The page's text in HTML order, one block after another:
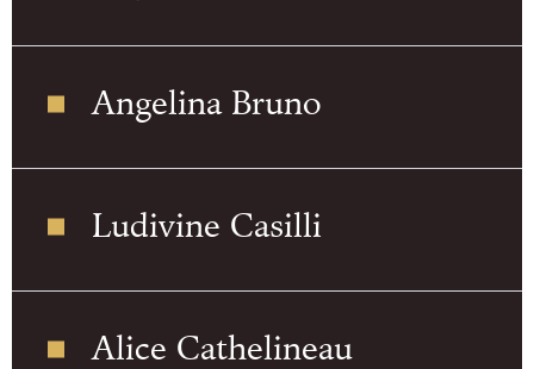
Angelina Bruno
Ludivine Casilli
Alice Cathelineau